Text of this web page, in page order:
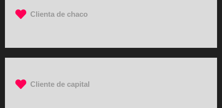
Clienta de chaco
Cliente de capital